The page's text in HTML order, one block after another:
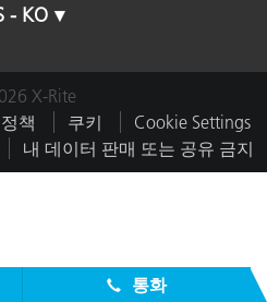
- KO
X-Rite
책 쿠키
Cookie Settings
내 데이터 판매 또는 공유 금지
통화